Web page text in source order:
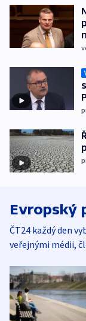
Evropský
ČT24 každý den
veřejnými médii,